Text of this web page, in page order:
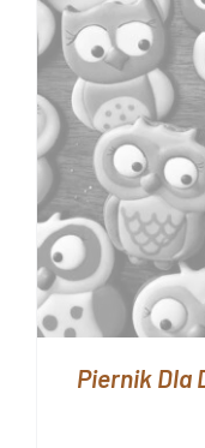
Piernik Dla